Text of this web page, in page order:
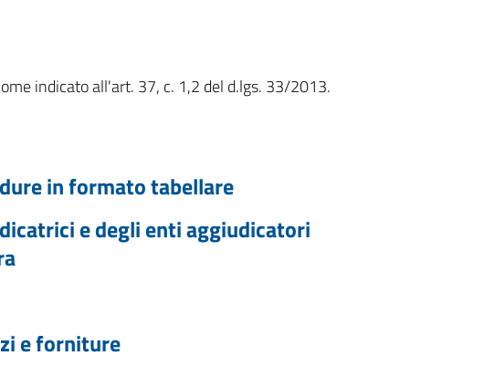
indicato all'art. 37, c. 1,2 del d.lgs. 33/2013.
in formato tabellare
e degli enti aggiudicatori
e forniture